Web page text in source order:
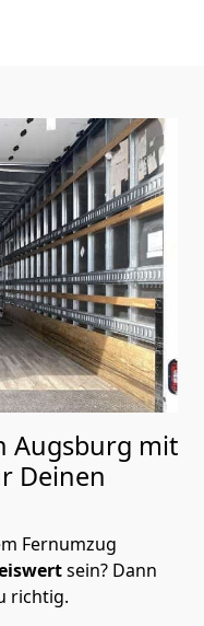
Augsburg mit
Deinen
Fernumzug
sein? Dann
richtig.